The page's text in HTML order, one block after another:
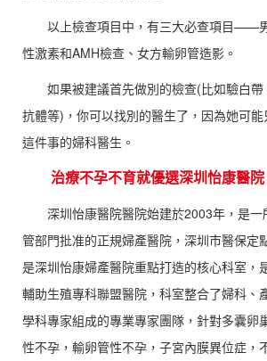
以上檢查項目中，有三大必查項目——男
性激素和AMH檢查、女方輸卵管造影。
如果被建議首先做別的檢查(比如驗白帶
抗體等)，你可以找別的醫生了，因為她可
這件事的婦科醫生。
治療不孕不育就優選深圳怡康醫院
深圳怡康醫院醫院始建於2003年，是一
管部門批准的正規婦產醫院，深圳市醫保定
是深圳怡康婦產醫院重點打造的核心科室，
輔助生殖專科聯盟醫院，科室整合了婦科、
學科專家組成的專業專家團隊，針對多囊卵
性不孕，輸卵管性不孕，子宮內膜異位症，